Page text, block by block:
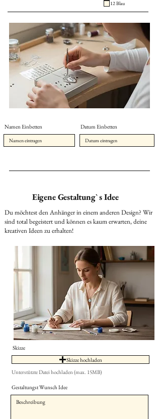
12 Blau
Namen Einbetten Datum Einbetten
Eigene Gestaltung` s Idee
Du möchtest den Anhänger in einem anderen Design? Wir
sind total begeistert und können es kaum erwarten, deine
kreativen Ideen zu erhalten!
Skizze
Skizze hochladen
Unterstützte Datei hochladen (max. 15MB)
Gestaltungst Wunsch Idee